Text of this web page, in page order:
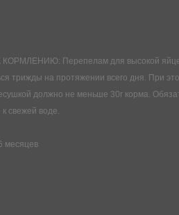
Перепелам для высокой
трижды на протяжении всего дня. При
должно не меньше 30г корма.
свежей воде.